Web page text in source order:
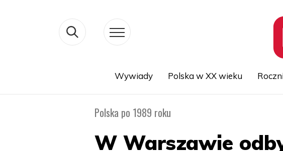
Wywiady Polska w XX wieku
Polska po 1989 roku
W Warszawie